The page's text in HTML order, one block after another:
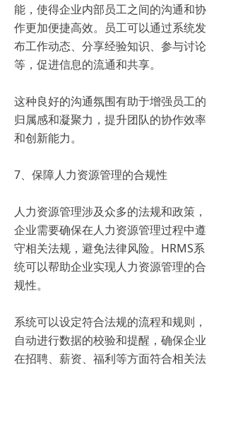
能，使得企业内部员工之间的沟通和协
作更加便捷高效。员工可以通过系统发
布工作动态、分享经验知识、参与讨论
等，促进信息的流通和共享。
这种良好的沟通氛围有助于增强员工的
归属感和凝聚力，提升团队的协作效率
和创新能力。
7、保障人力资源管理的合规性
人力资源管理涉及众多的法规和政策，
企业需要确保在人力资源管理过程中遵
守相关法规，避免法律风险。HRMS系
统可以帮助企业实现人力资源管理的合
规性。
系统可以设定符合法规的流程和规则，
自动进行数据的校验和提醒，确保企业
在招聘、薪资、福利等方面符合相关法